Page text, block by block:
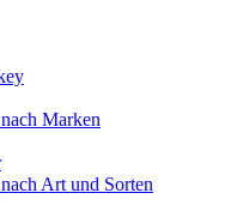
Marken
Art und Sorten